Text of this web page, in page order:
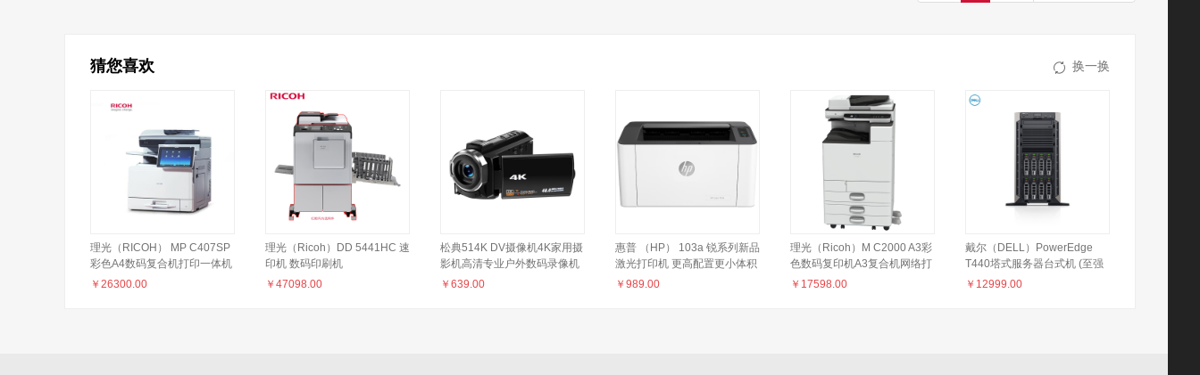
猜您喜欢 换一换
理光（RICOH） MP C407SP
彩色A4数码复合机打印一体机
代替MPC406ZSP
￥ 26300.00
理光（Ricoh）DD 5441HC 速
印机 数码印刷机
￥ 47098.00
松典514K DV摄像机4K家用摄
影机高清专业户外数码录像机
手持便携 标配128G
￥ 639.00
惠普 （HP） 103a 锐系列新品
激光打印机 更高配置更小体积
P1106/1108升级款
￥ 989.00
理光（Ricoh）M C2000 A3彩
色数码复印机A3复合机网络打
印扫描一体机办公自动彩色双
￥ 17598.00
戴尔（DELL）PowerEdge
T440塔式服务器台式机 (至强
3204/16GB/2TB硬盘/3年上门
￥ 12999.00